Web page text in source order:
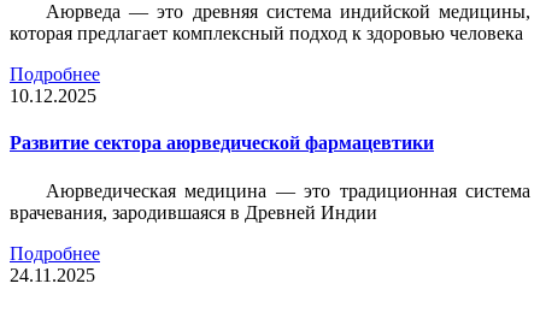
Аюрведа — это древняя система индийской медицины,
которая предлагает комплексный подход к здоровью человека
Подробнее
10.12.2025
Развитие сектора аюрведической фармацевтики
Аюрведическая медицина — это традиционная система
врачевания, зародившаяся в Древней Индии
Подробнее
24.11.2025